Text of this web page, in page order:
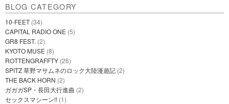
BLOG CATEGORY
10-FEET (34)
CAPITAL RADIO ONE (5)
GR8 FEST. (2)
KYOTO MUSE (8)
ROTTENGRAFFTY (26)
SPITZ 草野マサムネのロック大陸漫遊記 (2)
THE BACK HORN (2)
ガガガSP・長田大行進曲 (2)
セックスマシーン!! (1)